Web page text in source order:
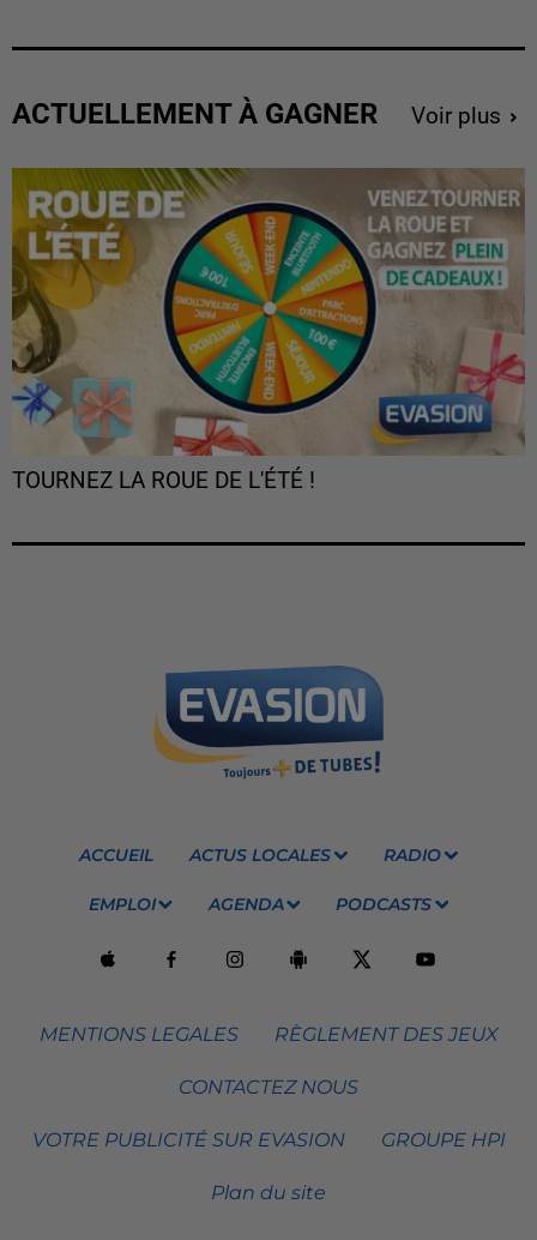
ACTUELLEMENT À GAGNER Voir plus
TOURNEZ LA ROUE DE L'ÉTÉ !
ACCUEIL ACTUS LOCALES RADIO
EMPLOI AGENDA PODCASTS
MENTIONS LEGALES RÈGLEMENT DES JEUX
CONTACTEZ NOUS
VOTRE PUBLICITÉ SUR EVASION GROUPE HPI
Plan du site